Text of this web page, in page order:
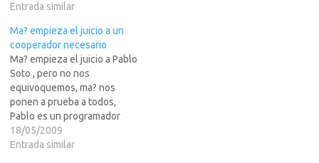
hoja A4 hace todo un
estado actual de las nuevas
tecnologias y la industria
multimedia. Es un "Must
Have"... Leedlo, seguro que
muchos…
Entrada similar
Ma? empieza el juicio a un
cooperador necesario
Ma? empieza el juicio a Pablo
Soto , pero no nos
equivoquemos, ma? nos
ponen a prueba a todos,
Pablo es un programador
muy h?l e inteligente y
cometi? error de programar
18/05/2009
Entrada similar